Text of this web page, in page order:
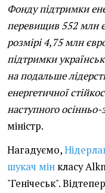
Фонду підтримки
перевищив 552 млн
розмірі 4,75 млн
підтримки
на подальше
енергетичної
наступного
міністр.
Нагадуємо,
шукач мін класу
"Генічеськ".